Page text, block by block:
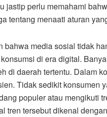
jastip perlu memahami
tentang menaati aturan
bahwa media sosial tidak
di era digital.
di daerah tertentu. Dalam
Tidak sedikit konsumen
populer atau mengikuti
tren tersebut dikenal